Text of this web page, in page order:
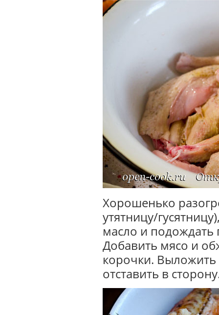
Хорошенько
утятницу/
масло и подождать
Добавить мясо и
корочки. Выложить
отставить в